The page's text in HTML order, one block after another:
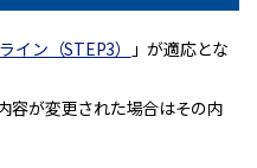
イン（STEP3）
」が適応とな
容が変更された場合はその内